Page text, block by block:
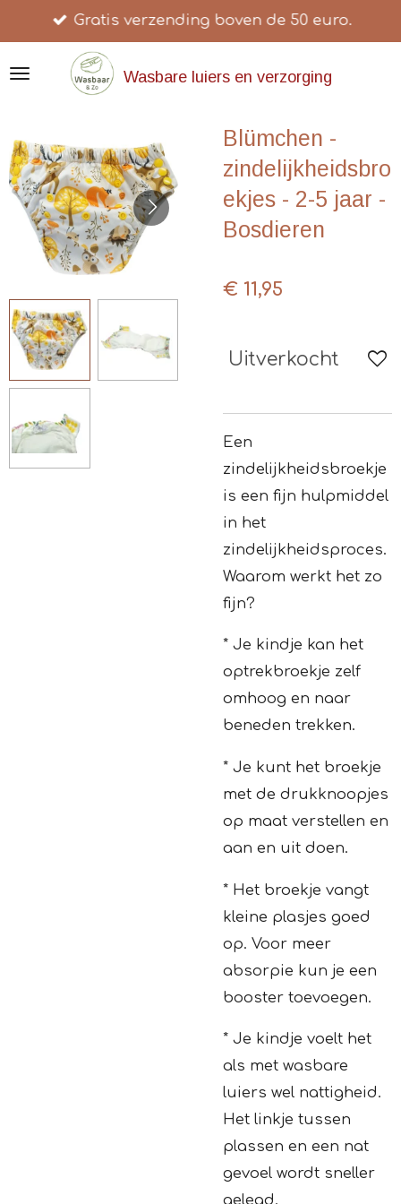
direct
naar
Wasbare luiers en verzorging
Gratis verzending boven de 50 euro.
Blümchen -
zindelijkheidsbro
ekjes - 2-5 jaar -
Bosdieren
€ 11,95
Uitverkocht
Een
zindelijkheidsbroekje
is een fijn hulpmiddel
in het
zindelijkheidsproces.
Waarom werkt het zo
fijn?
* Je kindje kan het
optrekbroekje zelf
omhoog en naar
beneden trekken.
* Je kunt het broekje
met de drukknoopjes
op maat verstellen en
aan en uit doen.
* Het broekje vangt
kleine plasjes goed
op. Voor meer
absorpie kun je een
booster toevoegen.
* Je kindje voelt het
als met wasbare
luiers wel nattigheid.
Het linkje tussen
plassen en een nat
gevoel wordt sneller
gelegd.